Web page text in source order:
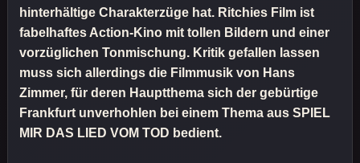
hinterhältige Charakterzüge hat. Ritchies Film ist
fabelhaftes Action-Kino mit tollen Bildern und einer
vorzüglichen Tonmischung. Kritik gefallen lassen
muss sich allerdings die Filmmusik von Hans
Zimmer, für deren Hauptthema sich der gebürtige
Frankfurt unverhohlen bei einem Thema aus SPIEL
MIR DAS LIED VOM TOD bedient.